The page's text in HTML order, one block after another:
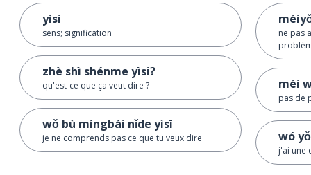
yìsi
sens; signification
zhè shì shénme yìsi?
qu'est-ce que ça veut dire ?
wǒ bù míngbái nǐde yìsī
je ne comprends pas ce que tu veux dire
ne pas
méi
pas de
wó
j'ai une